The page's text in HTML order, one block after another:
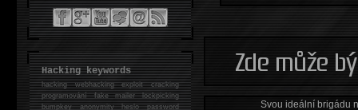
Svou ideální brigádu
Hacking keywords
hackingwebhacking exploit cracking
programování fake mailer lockpicking
bumpkey anonymity heslo password